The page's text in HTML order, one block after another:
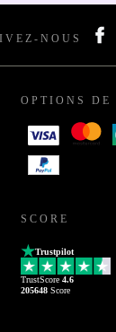
NOUS
OPTIONS DE
SCORE
Trustpilot
TrustScore 4.6
205648 Score